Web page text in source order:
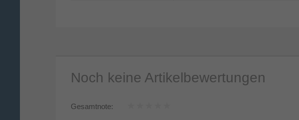
Noch keine Artikelbewertungen
Gesamtnote: